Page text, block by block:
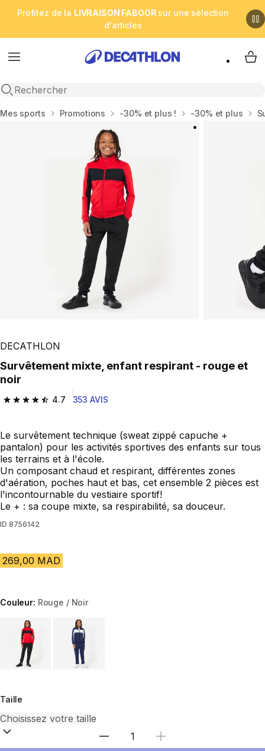
Profitez de la LIVRAISON FABOOR sur une sélection
d'articles
Menu
Open search
My
Accueil
Mes sports Promotions -30% et plus ! -30% et plus
DECATHLON
Survêtement mixte, enfant respirant - rouge et
noir
4.7
4.7 out of 5 stars from 353 reviews
353 AVIS
Le survêtement technique (sweat zippé capuche +
pantalon) pour les activités sportives des enfants sur tous
les terrains et à l'école.
Un composant chaud et respirant, différentes zones
d'aération, poches haut et bas, cet ensemble 2 pièces est
l'incontournable du vestiaire sportif!
Le + : sa coupe mixte, sa respirabilité, sa douceur.
ID 8756142
269,00 MAD
Couleur: Rouge / Noir
Choose a variant
Taille
Sélectionnez la quantité